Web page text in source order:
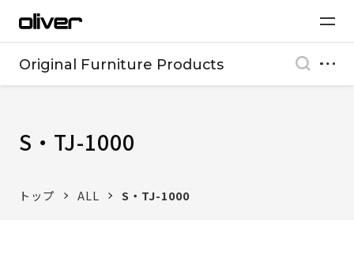
Original Furniture Products
S・TJ-1000
トップ ALL S・TJ-1000